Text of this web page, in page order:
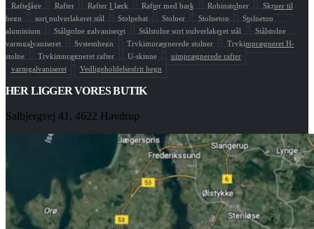
Raftelåge
Rafter Rafter I lærk Rafter med bark Robinstolper
Skruer til
hegn
sort pulverlakeret stål Stolpehat Stolper Stolpetop
Stolpetop
aluminium
Stålstolpe galvaniseret Stålstolpe sort pulverlakeret stål
Stålstolpe
varmgalvaniseret
Systemhegn Trykimprægnerede stolper
Trykimprægneret H-
stolpe
Trykimprægneret rafter U-skinne
uimprægnerede rafter
varmgalvaniseret
Vedligeholdelsesfrit hegn
HER LIGGER VORES BUTIK
Salbjergvej 41, 4622 Havdrup